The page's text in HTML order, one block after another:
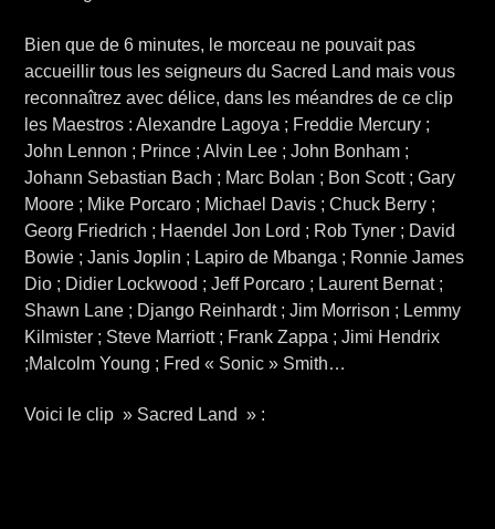
Bien que de 6 minutes, le morceau ne pouvait pas
accueillir tous les seigneurs du Sacred Land mais vous
reconnaîtrez avec délice, dans les méandres de ce clip
les Maestros : Alexandre Lagoya ; Freddie Mercury ;
John Lennon ; Prince ; Alvin Lee ; John Bonham ;
Johann Sebastian Bach ; Marc Bolan ; Bon Scott ; Gary
Moore ; Mike Porcaro ; Michael Davis ; Chuck Berry ;
Georg Friedrich ; Haendel Jon Lord ; Rob Tyner ; David
Bowie ; Janis Joplin ; Lapiro de Mbanga ; Ronnie James
Dio ; Didier Lockwood ; Jeff Porcaro ; Laurent Bernat ;
Shawn Lane ; Django Reinhardt ; Jim Morrison ; Lemmy
Kilmister ; Steve Marriott ; Frank Zappa ; Jimi Hendrix
;Malcolm Young ; Fred « Sonic » Smith…
Voici le clip » Sacred Land » :